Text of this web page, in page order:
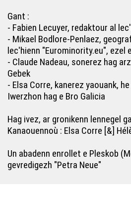
Bec'h de'i ! 14 - Beilhadeg
Bec'h de'i ! (29) - Ar Redadeg
Gant :
- Fabien Lecuyer, redaktour al
- Mikael Bodlore-Penlaez,
lec'hienn "Eurominority.eu", ezel
- Claude Nadeau, sonerez hag
Gebek
- Elsa Corre, kanerez yaouank,
Iwerzhon hag e Bro Galicia
Hag ivez, ar gronikenn lennegel
Kanaouennoù : Elsa Corre [&]
Un abadenn enrollet e Pleskob
gevredigezh "Petra Neue"